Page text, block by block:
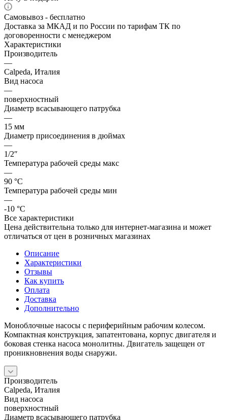
Самовывоз - бесплатно
Доставка за МКАД и по России по тарифам ТК по
договоренности с менеджером
Характеристики
Производитель
—
Calpeda, Италия
Вид насоса
—
поверхностный
Диаметр всасывающего патрубка
—
15 мм
Диаметр присоединения в дюймах
—
1/2″
Температура рабочей среды макс
—
90 °С
Температура рабочей среды мин
—
-10 °С
Все характеристики
Цена действительна только для интернет-магазина и может
отличаться от цен в розничных магазинах
Описание
Характеристики
Отзывы
Как купить
Оплата
Доставка
Дополнительно
Моноблочные насосы с периферийным рабочим колесом.
Компактная конструкция, запатентована, корпус двигателя и
боковая стенка насоса монолитны. Двигатель защещен от
проникновнения воды снаружи.
Производитель
Calpeda, Италия
Вид насоса
поверхностный
Диаметр всасывающего патрубка